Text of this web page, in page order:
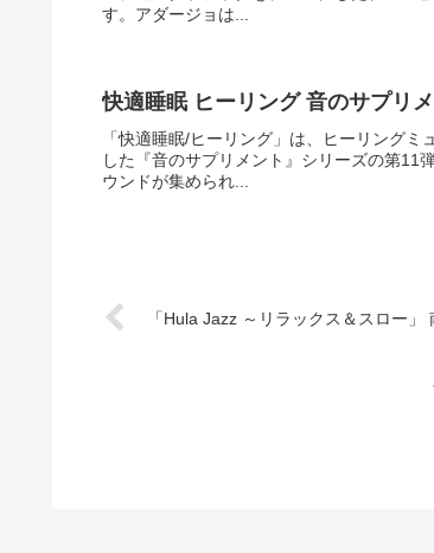
す。アダージョは...
快適睡眠 ヒーリング 音のサプリメ
「快適睡眠/ヒーリング」は、ヒーリング
した『音のサプリメント』シリーズの第11
ウンドが集められ...
「Hula Jazz ～リラックス＆スロー」